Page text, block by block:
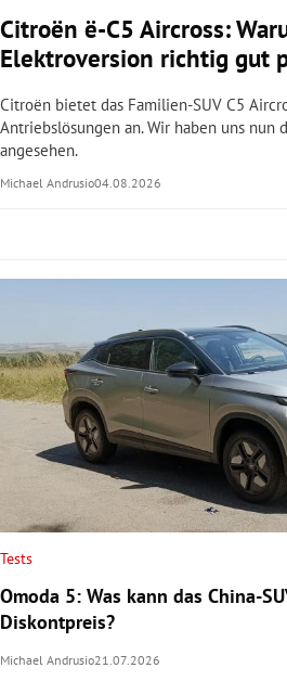
Untermenü
Untermenü
Untermenü
Untermenü
Citroën ë-C5 Aircross:
Elektroversion richtig gut
Citroën bietet das Familien-SUV C5
Antriebslösungen an. Wir haben uns nun
angesehen.
Michael Andrusio04.08.2026
Tests
Omoda 5: Was kann das China-
Diskontpreis?
Michael Andrusio21.07.2026